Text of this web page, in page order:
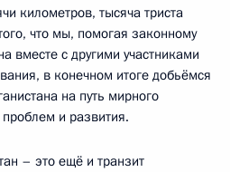
километров, тысяча триста
что мы, помогая законному
вместе с другими участниками
в конечном итоге добьёмся
на путь мирного
и развития.
– это ещё и транзит